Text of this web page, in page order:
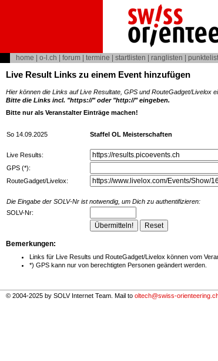
home o-l.ch forum termine startlisten ranglisten
Live Result Links zu einem Event hinzufügen
Hier können die Links auf Live Resultate, GPS und RouteGadget/Livelox
Bitte die Links incl. "https://" oder "http://" eingeben.
Bitte nur als Veranstalter Einträge machen!
So 14.09.2025 Staffel OL Meisterschaften
Live Results:
GPS (*):
RouteGadget/Livelox:
Die Eingabe der SOLV-Nr ist notwendig, um Dich zu authentifizieren:
SOLV-Nr:
Bemerkungen:
Links für Live Results und RouteGadget/Livelox können vom
*) GPS kann nur von berechtigten Personen geändert werden.
© 2004-2025 by SOLV Internet Team. Mail to oltech@swiss-